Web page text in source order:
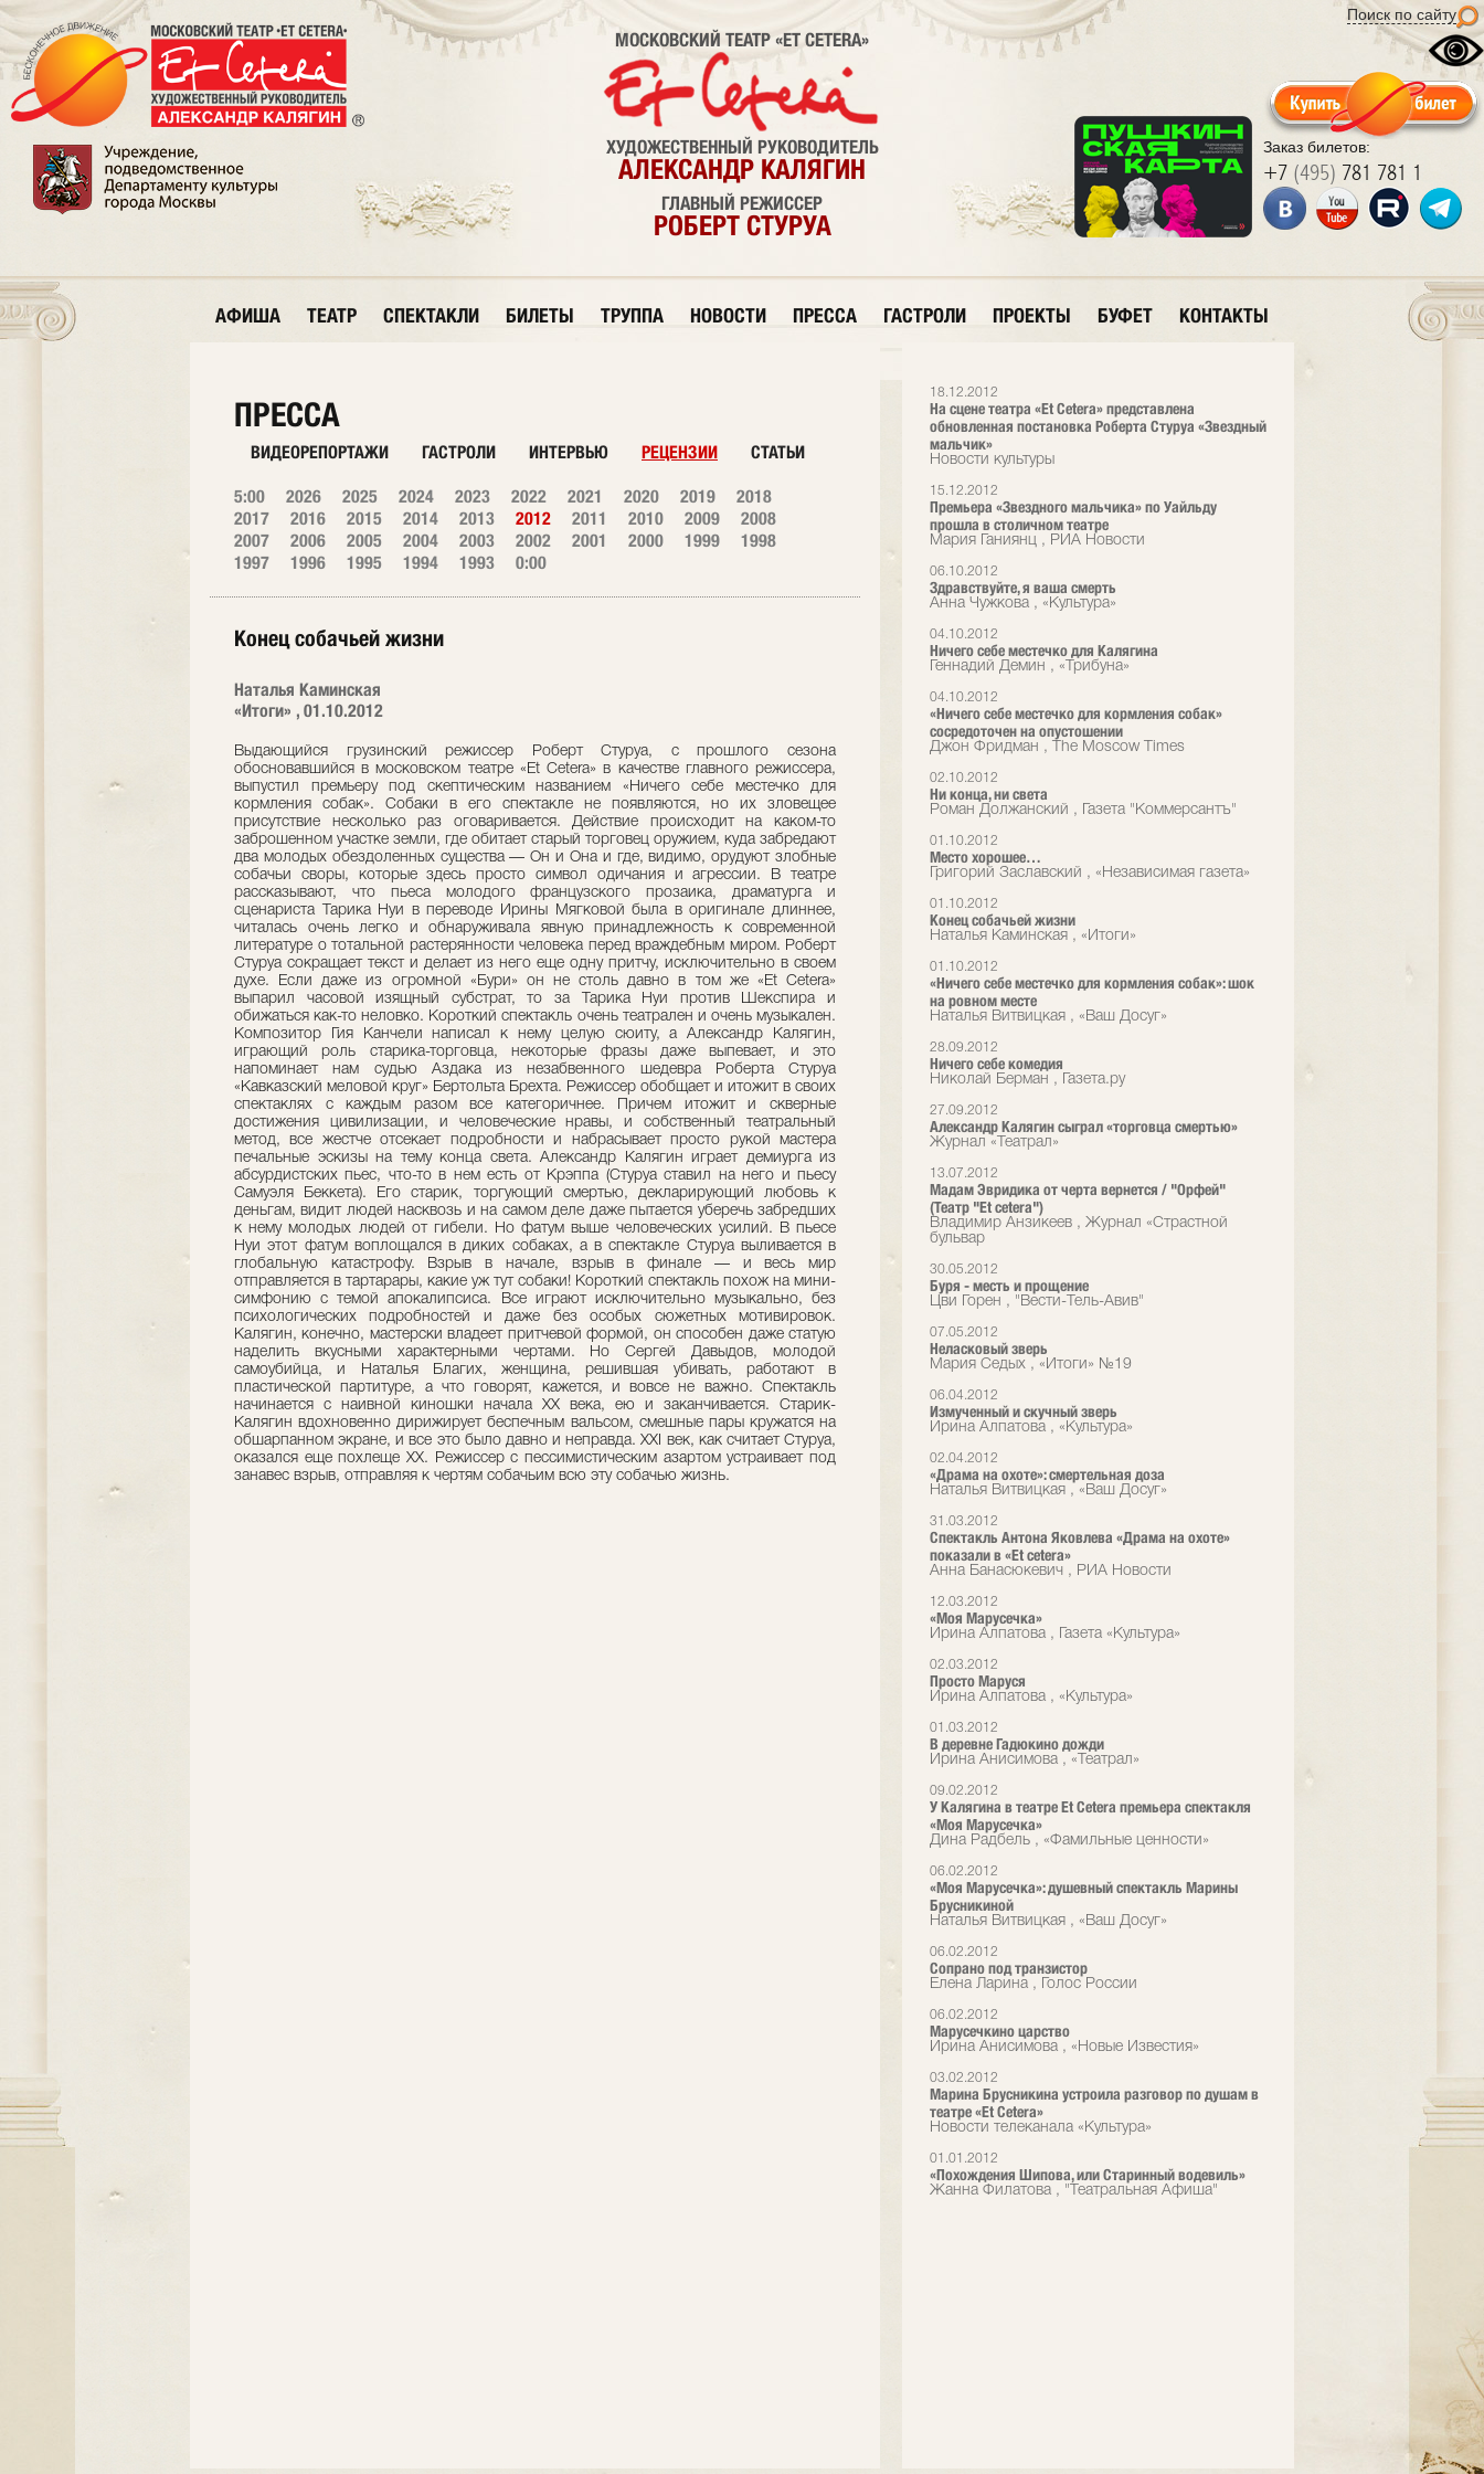
Поиск по сайту
Заказ билетов:
+7 (495) 781 781 1
МОСКОВСКИЙ ТЕАТР «ET CETERA»
ХУДОЖЕСТВЕННЫЙ РУКОВОДИТЕЛЬ
АЛЕКСАНДР КАЛЯГИН
ГЛАВНЫЙ РЕЖИССЕР
РОБЕРТ СТУРУА
АФИША ТЕАТР СПЕКТАКЛИ БИЛЕТЫ ТРУППА НОВОСТИ ПРЕССА ГАСТРОЛИ ПРОЕКТЫ БУФЕТ КОНТАКТЫ
18.12.2012
На сцене театра «Et Cetera» представлена
обновленная постановка Роберта Стуруа «Звездный
мальчик»
Новости культуры
15.12.2012
Премьера «Звездного мальчика» по Уайльду
прошла в столичном театре
Мария Ганиянц , РИА Новости
06.10.2012
Здравствуйте, я ваша смерть
Анна Чужкова , «Культура»
04.10.2012
Ничего себе местечко для Калягина
Геннадий Демин , «Трибуна»
04.10.2012
«Ничего себе местечко для кормления собак»
сосредоточен на опустошении
Джон Фридман , The Moscow Times
02.10.2012
Ни конца, ни света
Роман Должанский , Газета "Коммерсантъ"
01.10.2012
Место хорошее…
Григорий Заславский , «Независимая газета»
01.10.2012
Конец собачьей жизни
Наталья Каминская , «Итоги»
01.10.2012
«Ничего себе местечко для кормления собак»: шок
на ровном месте
Наталья Витвицкая , «Ваш Досуг»
28.09.2012
Ничего себе комедия
Николай Берман , Газета.ру
27.09.2012
Александр Калягин сыграл «торговца смертью»
Журнал «Театрал»
13.07.2012
Мадам Эвридика от черта вернется / "Орфей"
(Театр "Et cetera")
Владимир Анзикеев , Журнал «Страстной
бульвар
30.05.2012
Буря - месть и прощение
Цви Горен , "Вести-Тель-Авив"
07.05.2012
Неласковый зверь
Мария Седых , «Итоги» №19
06.04.2012
Измученный и скучный зверь
Ирина Алпатова , «Культура»
02.04.2012
«Драма на охоте»: смертельная доза
Наталья Витвицкая , «Ваш Досуг»
31.03.2012
Спектакль Антона Яковлева «Драма на охоте»
показали в «Et cetera»
Анна Банасюкевич , РИА Новости
12.03.2012
«Моя Марусечка»
Ирина Алпатова , Газета «Культура»
02.03.2012
Просто Маруся
Ирина Алпатова , «Культура»
01.03.2012
В деревне Гадюкино дожди
Ирина Анисимова , «Театрал»
09.02.2012
У Калягина в театре Et Cetera премьера спектакля
«Моя Марусечка»
Дина Радбель , «Фамильные ценности»
06.02.2012
«Моя Марусечка»: душевный спектакль Марины
Брусникиной
Наталья Витвицкая , «Ваш Досуг»
06.02.2012
Сопрано под транзистор
Елена Ларина , Голос России
06.02.2012
Марусечкино царство
Ирина Анисимова , «Новые Известия»
03.02.2012
Марина Брусникина устроила разговор по душам в
театре «Et Сetera»
Новости телеканала «Культура»
01.01.2012
«Похождения Шипова, или Старинный водевиль»
Жанна Филатова , "Театральная Афиша"
ПРЕССА
ВИДЕОРЕПОРТАЖИ ГАСТРОЛИ ИНТЕРВЬЮ РЕЦЕНЗИИ СТАТЬИ
5:00 2026 2025 2024 2023 2022 2021 2020 2019
2018
2017
2016 2015 2014 2013 2012 2011 2010 2009
2008
2007
2006 2005 2004 2003 2002 2001 2000 1999
1998
1997
1996 1995 1994 1993 0:00
Конец собачьей жизни
Наталья Каминская
«Итоги» , 01.10.2012
Выдающийся грузинский режиссер Роберт Стуруа, с прошлого сезона
обосновавшийся в московском театре «Et Cetera» в качестве главного режиссера,
выпустил премьеру под скептическим названием «Ничего себе местечко для
кормления собак». Собаки в его спектакле не появляются, но их зловещее
присутствие несколько раз оговаривается. Действие происходит на каком-то
заброшенном участке земли, где обитает старый торговец оружием, куда забредают
два молодых обездоленных существа — Он и Она и где, видимо, орудуют злобные
собачьи своры, которые здесь просто символ одичания и агрессии. В театре
рассказывают, что пьеса молодого французского прозаика, драматурга и
сценариста Тарика Нуи в переводе Ирины Мягковой была в оригинале длиннее,
читалась очень легко и обнаруживала явную принадлежность к современной
литературе о тотальной растерянности человека перед враждебным миром. Роберт
Стуруа сокращает текст и делает из него еще одну притчу, исключительно в своем
духе. Если даже из огромной «Бури» он не столь давно в том же «Et Cetera»
выпарил часовой изящный субстрат, то за Тарика Нуи против Шекспира и
обижаться как-то неловко. Короткий спектакль очень театрален и очень музыкален.
Композитор Гия Канчели написал к нему целую сюиту, а Александр Калягин,
играющий роль старика-торговца, некоторые фразы даже выпевает, и это
напоминает нам судью Аздака из незабвенного шедевра Роберта Стуруа
«Кавказский меловой круг» Бертольта Брехта. Режиссер обобщает и итожит в своих
спектаклях с каждым разом все категоричнее. Причем итожит и скверные
достижения цивилизации, и человеческие нравы, и собственный театральный
метод, все жестче отсекает подробности и набрасывает просто рукой мастера
печальные эскизы на тему конца света. Александр Калягин играет демиурга из
абсурдистских пьес, что-то в нем есть от Крэппа (Стуруа ставил на него и пьесу
Самуэля Беккета). Его старик, торгующий смертью, декларирующий любовь к
деньгам, видит людей насквозь и на самом деле даже пытается уберечь забредших
к нему молодых людей от гибели. Но фатум выше человеческих усилий. В пьесе
Нуи этот фатум воплощался в диких собаках, а в спектакле Стуруа выливается в
глобальную катастрофу. Взрыв в начале, взрыв в финале — и весь мир
отправляется в тартарары, какие уж тут собаки! Короткий спектакль похож на мини-
симфонию с темой апокалипсиса. Все играют исключительно музыкально, без
психологических подробностей и даже без особых сюжетных мотивировок.
Калягин, конечно, мастерски владеет притчевой формой, он способен даже статую
наделить вкусными характерными чертами. Но Сергей Давыдов, молодой
самоубийца, и Наталья Благих, женщина, решившая убивать, работают в
пластической партитуре, а что говорят, кажется, и вовсе не важно. Спектакль
начинается с наивной киношки начала ХХ века, ею и заканчивается. Старик-
Калягин вдохновенно дирижирует беспечным вальсом, смешные пары кружатся на
обшарпанном экране, и все это было давно и неправда. ХХI век, как считает Стуруа,
оказался еще похлеще ХХ. Режиссер с пессимистическим азартом устраивает под
занавес взрыв, отправляя к чертям собачьим всю эту собачью жизнь.